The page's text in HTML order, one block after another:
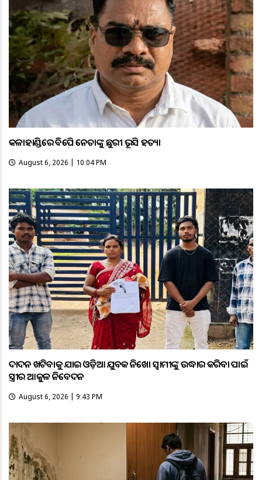
କଳାହାଣ୍ଡିରେ ବିଜେପି ନେତାଙ୍କୁ ଛୁରୀ ଭୂସି ହତ୍ୟା
August 6, 2026 | 10:04 PM
ଦାଦନ ଖଟିବାକୁ ଯାଇ ଓଡ଼ିଆ ଯୁବକ ନିଖୋଜ ସ୍ବାମୀଙ୍କୁ ଉଦ୍ଧାର କରିବା ପାଇଁ
ସ୍ତ୍ରୀର ଆକୁଳ ନିବେଦନ
August 6, 2026 | 9:43 PM